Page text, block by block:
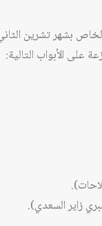
الأبواب التالية:
زاير السعدي).